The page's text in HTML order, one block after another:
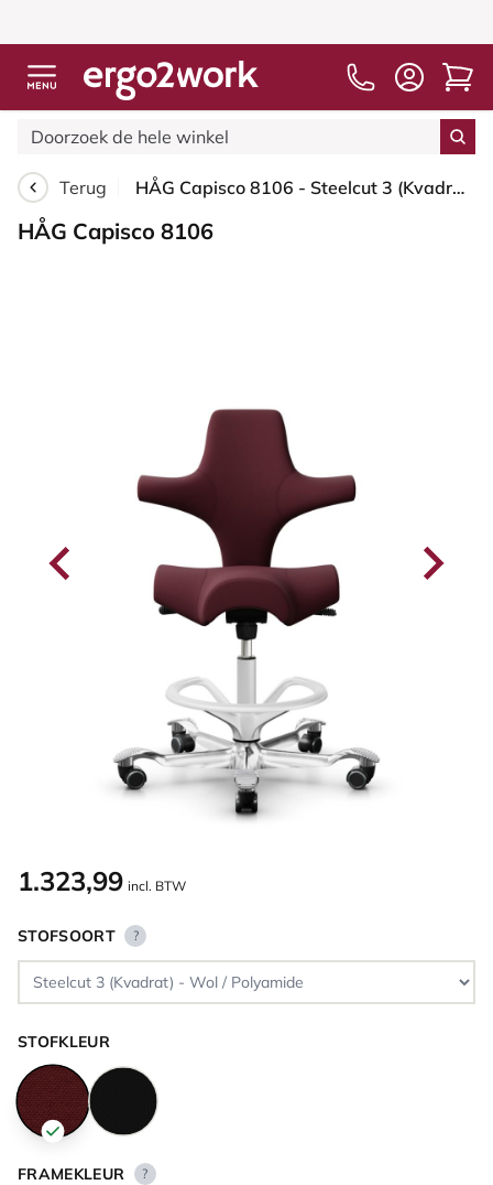
Terug HÅG Capisco 8106 - Steelcut 3 (Kvadrat) - Wol / Polyamide - STT682 Chestnut - Wit - 200 mm (Zithoogte 46-64mm) - Zachte wielen t.b.v. harde vloeren
HÅG Capisco 8106
1.323,99 incl. BTW
STOFSOORT ?
STOFKLEUR
FRAMEKLEUR ?